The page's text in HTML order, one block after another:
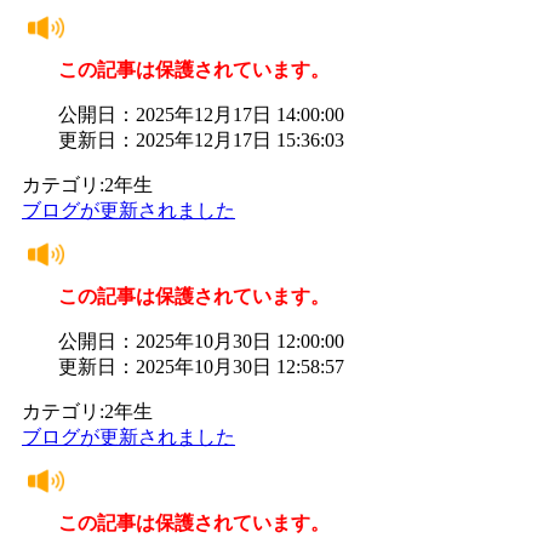
この記事は保護されています。
公開日：2025年12月17日 14:00:00
更新日：2025年12月17日 15:36:03
カテゴリ:2年生
ブログが更新されました
この記事は保護されています。
公開日：2025年10月30日 12:00:00
更新日：2025年10月30日 12:58:57
カテゴリ:2年生
ブログが更新されました
この記事は保護されています。